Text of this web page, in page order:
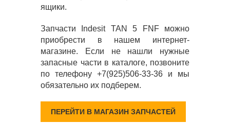
ящики.
Запчасти Indesit TAN 5 FNF можно
приобрести в нашем интернет-
магазине. Если не нашли нужные
запасные части в каталоге, позвоните
по телефону +7(925)506-33-36 и мы
обязательно их подберем.
ПЕРЕЙТИ В МАГАЗИН ЗАПЧАСТЕЙ